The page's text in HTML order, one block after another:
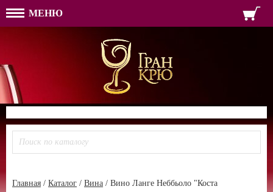
МЕНЮ
ПАРОЛЬ
ФОРМА ОБРАТНОЙ
ТЕЛЕФОН:
ИМЯ
ПАРОЛЬ
Главная / Каталог / Вина / Вино Ланге Неббьоло "Коста